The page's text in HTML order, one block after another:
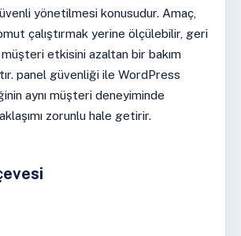
yönetilmesi konusudur. Amaç,
çalıştırmak yerine ölçülebilir, geri
etkisini azaltan bir bakım
panel güvenliği ile WordPress
aynı müşteri deneyiminde
zorunlu hale getirir.